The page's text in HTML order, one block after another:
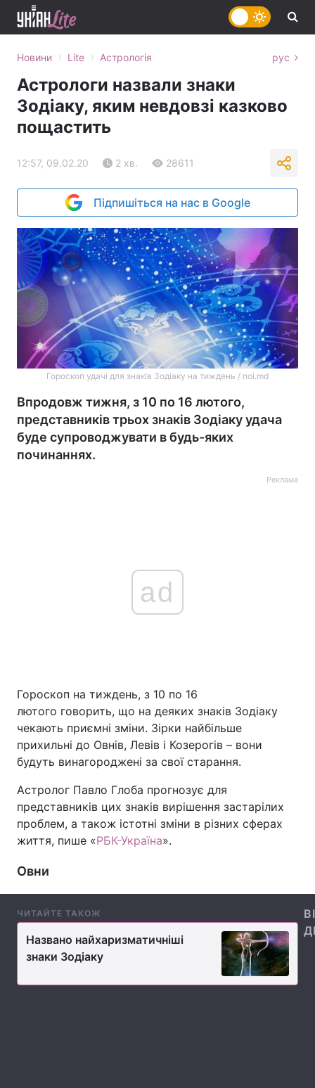
Головна Війна
Політика
Економіка Світ
Техно і зв'язок Лайт
Зброя Інциденти
Здоров'я
Цікавинки
Екологія Регіони
Новини › Lite › Астрологія рус
Астрологи назвали знаки
Зодіаку, яким невдовзі казково
пощастить
12:57, 09.02.20 2 хв. 28611
Підпишіться на нас в Google
Гороскоп удачі для знаків Зодіаку на тиждень / noi.md
Впродовж тижня, з 10 по 16 лютого,
представників трьох знаків Зодіаку удача
буде супроводжувати в будь-яких
починаннях.
Реклама
ad
Гороскоп на тиждень, з 10 по 16
лютого говорить, що на деяких знаків Зодіаку
чекають приємні зміни. Зірки найбільше
прихильні до Овнів, Левів і Козерогів – вони
будуть винагороджені за свої старання.
Астролог Павло Глоба прогнозує для
представників цих знаків вирішення застарілих
проблем, а також істотні зміни в різних сферах
життя, пише «РБК-Україна».
Овни
ЧИТАЙТЕ ТАКОЖ
Названо найхаризматичніші
знаки Зодіаку